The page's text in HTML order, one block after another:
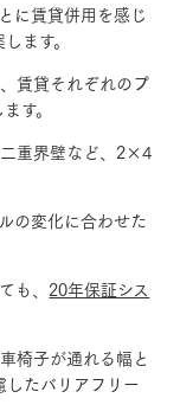
に賃貸併用を感じ
ます。
賃貸それぞれのプ
す。
二重界壁など、2×4
の変化に合わせた
も、20年保証シス
椅子が通れる幅と
たバリアフリー